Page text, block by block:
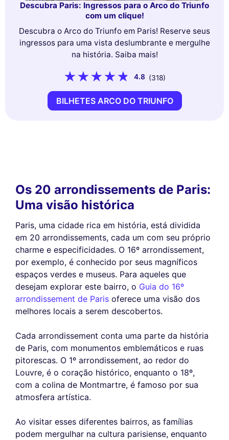
Descubra Paris: Ingressos para o Arco do Triunfo
com um clique!
Descubra o Arco do Triunfo em Paris! Reserve seus
ingressos para uma vista deslumbrante e mergulhe
na história. Saiba mais!
4.8 (318)
BILHETES ARCO DO TRIUNFO
Os 20 arrondissements de Paris:
Uma visão histórica
Paris, uma cidade rica em história, está dividida
em 20 arrondissements, cada um com seu próprio
charme e especificidades. O 16º arrondissement,
por exemplo, é conhecido por seus magníficos
espaços verdes e museus. Para aqueles que
desejam explorar este bairro, o Guia do 16º
arrondissement de Paris oferece uma visão dos
melhores locais a serem descobertos.
Cada arrondissement conta uma parte da história
de Paris, com monumentos emblemáticos e ruas
pitorescas. O 1º arrondissement, ao redor do
Louvre, é o coração histórico, enquanto o 18º,
com a colina de Montmartre, é famoso por sua
atmosfera artística.
Ao visitar esses diferentes bairros, as famílias
podem mergulhar na cultura parisiense, enquanto